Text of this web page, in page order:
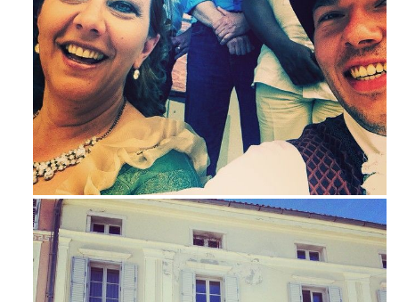
Mag 23